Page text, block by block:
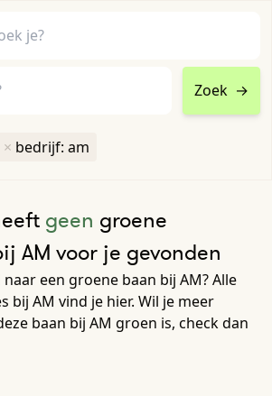
Zoek →
× bedrijf: am
geen groene
AM voor je gevonden
een groene baan bij AM? Alle
bij AM vind je hier. Wil je meer
baan bij AM groen is, check dan